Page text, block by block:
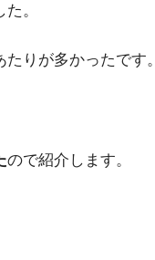
。
りが多かったです。
ので紹介します。